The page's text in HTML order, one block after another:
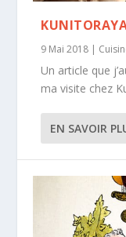
9 Mai 2018 |
Un article que
ma visite chez
EN SAVOIR